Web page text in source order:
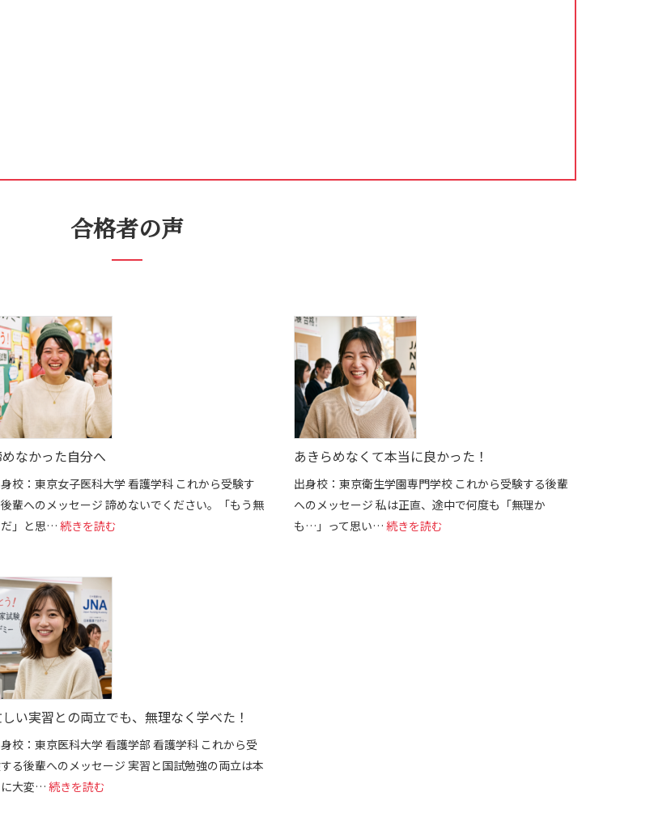
合格者の声
なかった自分へ
校：東京女子医科大学 看護学科 これから受験す
輩へのメッセージ 諦めないでください。「もう無
」と思…続きを読む: 諦めなかった自分へ
あきらめなくて本当に良かった！
出身校：東京衛生学園専門学校 これから受験する後輩
へのメッセージ 私は正直、途中で何度も「無理か
も…」って思い…続きを読む
れた。
い実習との両立でも、無理なく学べた！
校：東京医科大学 看護学部 看護学科 これから受
る後輩へのメッセージ 実習と国試勉強の両立は本
大変…続きを読む: 忙しい実習との両立でも、無理なく学べた！